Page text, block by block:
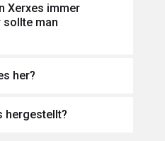
Xerxes immer
man
her?
hergestellt?